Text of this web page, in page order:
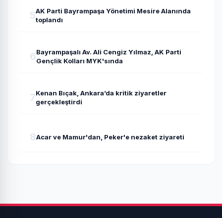
5AK Parti Bayrampaşa Yönetimi Mesire Alanında
toplandı
6Bayrampaşalı Av. Ali Cengiz Yılmaz, AK Parti
Gençlik Kolları MYK'sında
7Kenan Bıçak, Ankara’da kritik ziyaretler
gerçekleştirdi
8Acar ve Mamur'dan, Peker'e nezaket ziyareti